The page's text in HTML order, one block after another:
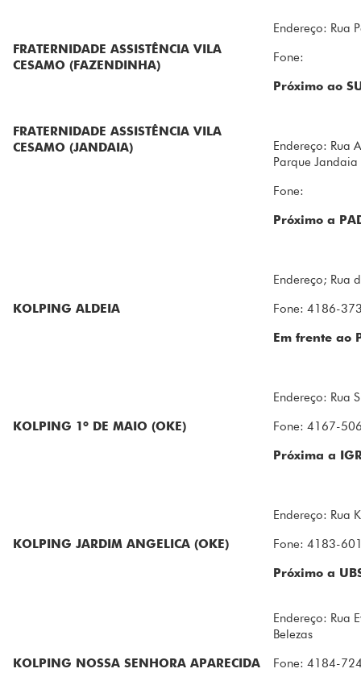
FRATERNIDADE ASSISTÊNCIA VILA
CESAMO (FAZENDINHA)
Endereço: Rua
Fone:
Próximo ao
FRATERNIDADE ASSISTÊNCIA VILA
CESAMO (JANDAIA)
Endereço: Rua
Parque Jandaia
Fone:
Próximo a
KOLPING ALDEIA
Endereço; Rua
Fone: 4186-
Em frente ao
KOLPING 1º DE MAIO (OKE)
Endereço: Rua
Fone: 4167-
Próxima a
KOLPING JARDIM ANGELICA (OKE)
Endereço: Rua
Fone: 4183-
Próximo a
KOLPING NOSSA SENHORA APARECIDA
Endereço: Rua
Belezas
Fone: 4184-